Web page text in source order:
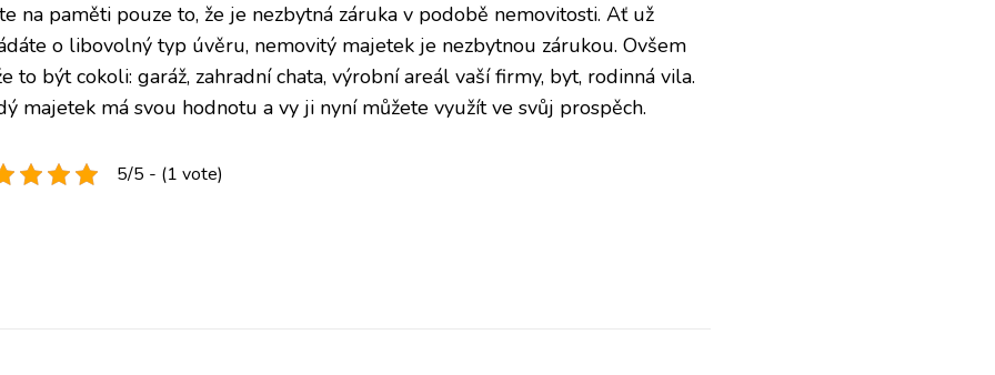
na paměti pouze to, že je nezbytná záruka v podobě nemovitosti. Ať už
o libovolný typ úvěru, nemovitý majetek je nezbytnou zárukou. Ovšem
to být cokoli: garáž, zahradní chata, výrobní areál vaší firmy, byt, rodinná vila.
majetek má svou hodnotu a vy ji nyní můžete využít ve svůj prospěch.
5/5 - (1 vote)